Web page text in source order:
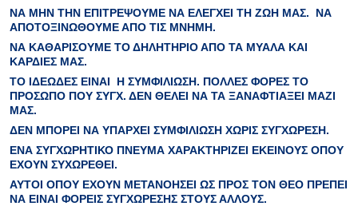
ΝΑ ΜΗΝ ΤΗΝ ΕΠΙΤΡΕΨΟΥΜΕ ΝΑ ΕΛΕΓΧΕΙ ΤΗ ΖΩΗ ΜΑΣ. ΝΑ
ΑΠΟΤΟΞΙΝΩΘΟΥΜΕ ΑΠΟ ΤΙΣ ΜΝΗΜΗ.
ΝΑ ΚΑΘΑΡΙΣΟΥΜΕ ΤΟ ΔΗΛΗΤΗΡΙΟΑΠΟ ΤΑ ΜΥΑΛΑ ΚΑΙ
ΚΑΡΔΙΕΣ ΜΑΣ.
ΤΟ ΙΔΕΩΔΕΣ ΕΙΝΑΙ Η ΣΥΜΦΙΛΙΩΣΗ. ΠΟΛΛΕΣ ΦΟΡΕΣ ΤΟ
ΠΡΟΣΩΠΟ ΠΟΥ ΣΥΓΧ. ΔΕΝ ΘΕΛΕΙ ΝΑ ΤΑ ΞΑΝΑΦΤΙΑΞΕΙ ΜΑΖΙ
ΜΑΣ.
ΔΕΝ ΜΠΟΡΕΙ ΝΑ ΥΠΑΡΧΕΙ ΣΥΜΦΙΛΙΩΣΗ ΧΩΡΙΣ ΣΥΓΧΩΡΕΣΗ.
ΕΝΑ ΣΥΓΧΩΡΗΤΙΚΟ ΠΝΕΥΜΑ ΧΑΡΑΚΤΗΡΙΖΕΙ ΕΚΕΙΝΟΥΣ ΟΠΟΥ
ΕΧΟΥΝ ΣΥΧΩΡΕΘΕΙ.
ΑΥΤΟΙ ΟΠΟΥ ΕΧΟΥΝ ΜΕΤΑΝΟΗΣΕΙ ΩΣ ΠΡΟΣ ΤΟΝ ΘΕΟ ΠΡΕΠΕΙ
ΝΑ ΕΙΝΑΙ ΦΟΡΕΙΣ ΣΥΓΧΩΡΕΣΗΣ ΣΤΟΥΣ ΑΛΛΟΥΣ.